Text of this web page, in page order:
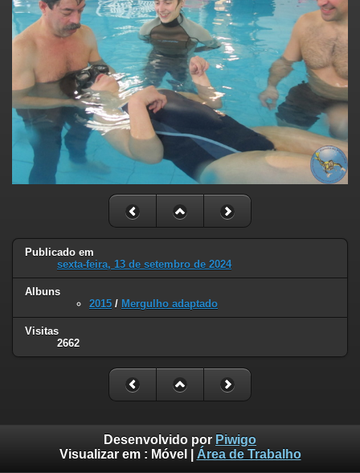
Publicado em
sexta-feira, 13 de setembro de 2024
Albuns
2015 / Mergulho adaptado
Visitas
2662
Desenvolvido por Piwigo
Visualizar em : Móvel Área de Trabalho